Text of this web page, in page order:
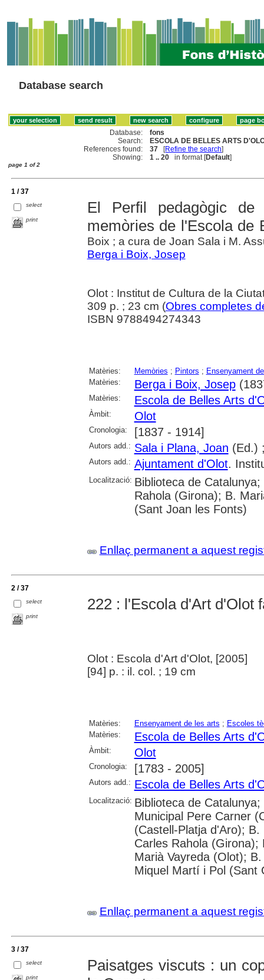
Database search
Database:
fons
Search:
ESCOLA DE BELLES ARTS
References found:
37 [Refine the search]
Showing:
1 .. 20 in format [Default]
page 1 of 2
1 / 37
select
print
El Perfil pedagògic
memòries de l'Escola de
Boix ; a cura de Joan Sala i M.
Berga i Boix, Josep
Olot : Institut de Cultura de la
309 p. ; 23 cm (Obres completes
ISBN 9788494274343
Matèries: Memòries ; Pintors ; Ensenyament
Matèries:
Berga i Boix, Josep
Matèries: Escola de Belles Arts
Àmbit: Olot
Cronologia: [1837 - 1914]
Autors add.: Sala i Plana, Joan (Ed.)
Autors add.: Ajuntament d'Olot.
Localització: Biblioteca de
Rahola (Girona); B.
(Sant Joan les Fonts)
Enllaç permanent a aquest
2 / 37
select
print
222 : l'Escola d'Art d'Olot
Olot : Escola d'Art d'Olot, [2005]
[94] p. : il. col. ; 19 cm
Matèries: Ensenyament de les arts ; Escoles
Matèries:
Escola de Belles Arts
Àmbit: Olot
Cronologia: [1783 - 2005]
Autors add.: Escola de Belles Arts
Localització: Biblioteca de
Municipal Pere Carner
(Castell-Platja d'Aro);
Carles Rahola
Marià Vayreda (Olot);
Miquel Martí i Pol (Sant
Enllaç permanent a aquest
3 / 37
select
print
Paisatges viscuts : un